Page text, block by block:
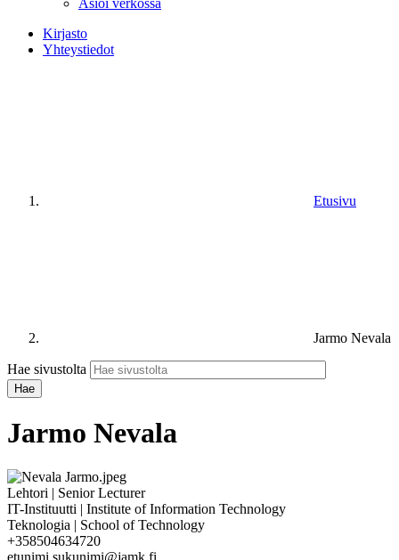
Kirjasto
Yhteystiedot
Etusivu
Jarmo Nevala
Hae sivustolta
Jarmo Nevala
Lehtori | Senior Lecturer
IT-Instituutti | Institute of Information Technology
Teknologia | School of Technology
+358504634720
etunimi.sukunimi@jamk.fi